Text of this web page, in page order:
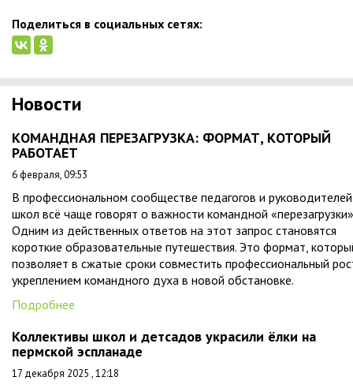
Поделиться в социальных сетях:
Новости
КОМАНДНАЯ ПЕРЕЗАГРУЗКА: ФОРМАТ, КОТОРЫЙ
РАБОТАЕТ
6 февраля, 09:53
В профессиональном сообществе педагогов и руководителей
школ всё чаще говорят о важности командной
Одним из действенных ответов на этот запрос становятся
короткие образовательные путешествия. Это формат,
позволяет в сжатые сроки совместить профессиональный
укреплением командного духа в новой обстановке.
Подробнее
Коллективы школ и детсадов украсили ёлки на
пермской эспланаде
17 декабря 2025 , 12:18